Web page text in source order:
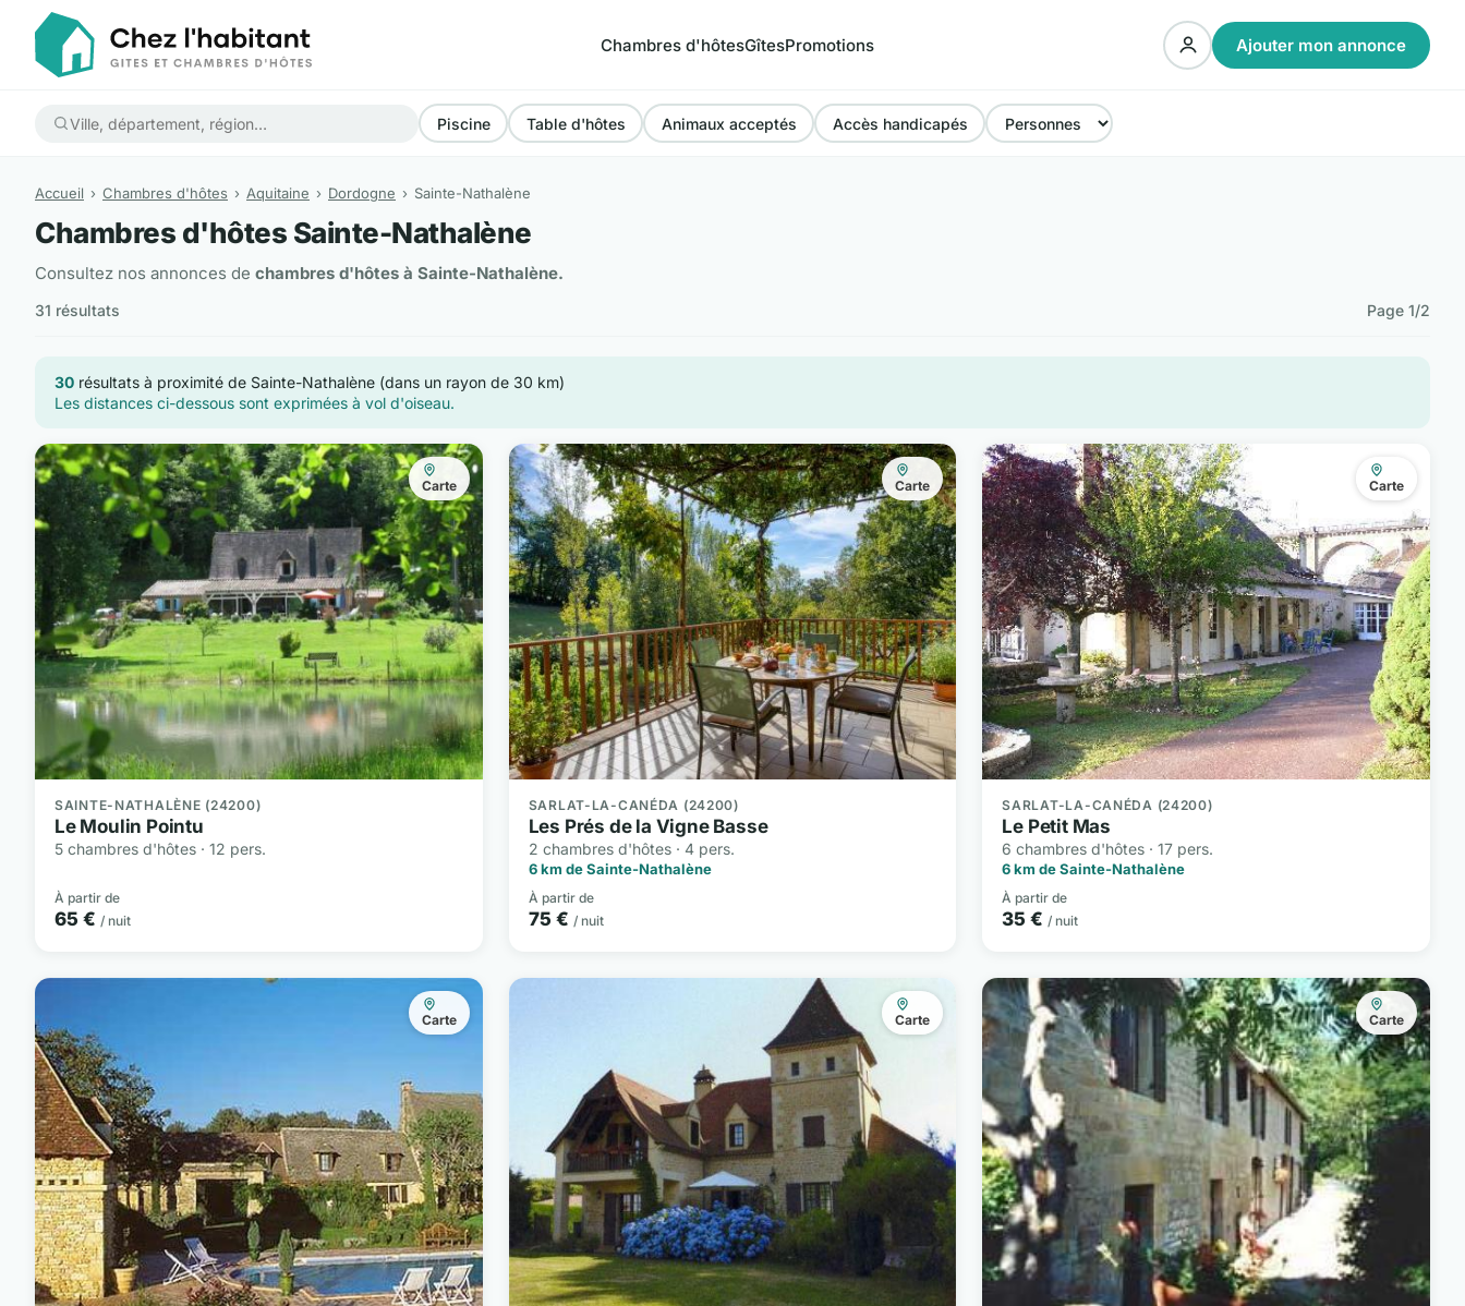
Chambres d'hôtesGîtesPromotions Ajouter mon annonce
Piscine Table d'hôtes Animaux acceptés Accès handicapés
Accueil Chambres d'hôtes Aquitaine Dordogne Sainte-Nathalène
Chambres d'hôtes Sainte-Nathalène
Consultez nos annonces de chambres d'hôtes à Sainte-Nathalène.
31 résultats Page 1/2
30 résultats à proximité de Sainte-Nathalène (dans un rayon de 30 km)
Les distances ci-dessous sont exprimées à vol d'oiseau.
Carte
SAINTE-NATHALÈNE (24200)
Le Moulin Pointu
5 chambres d'hôtes · 12 pers.
À partir de
65 € / nuit
Carte
SARLAT-LA-CANÉDA (24200)
Les Prés de la Vigne Basse
2 chambres d'hôtes · 4 pers.
6 km de Sainte-Nathalène
À partir de
75 € / nuit
Carte
SARLAT-LA-CANÉDA (24200)
Le Petit Mas
6 chambres d'hôtes · 17 pers.
6 km de Sainte-Nathalène
À partir de
35 €/ nuit
Carte Carte Carte